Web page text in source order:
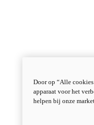
Door op “Alle
apparaat voor het
helpen bij onze